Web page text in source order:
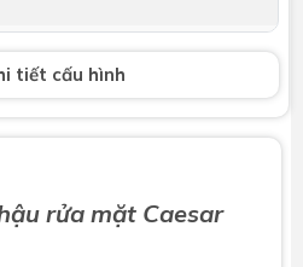
gồm
gồm
x 115 mm
xem chính sách bảo hành
tiết cấu hình
rửa mặt Caesar